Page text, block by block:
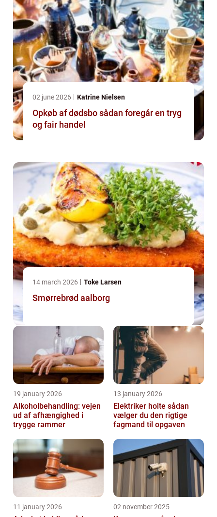
02 june 2026 Katrine Nielsen
Opkøb af dødsbo sådan foregår en tryg
og fair handel
14 march 2026 Toke Larsen
Smørrebrød aalborg
19 january 2026
Alkoholbehandling: vejen
ud af afhængighed i
trygge rammer
13 january 2026
Elektriker holte sådan
vælger du den rigtige
fagmand til opgaven
11 january 2026 02 november 2025